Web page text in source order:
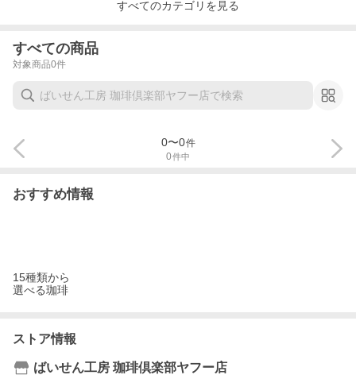
すべてのカテゴリを見る
すべての商品
対象商品0件
0件中
0〜0件
おすすめ情報
15種類から
選べる珈琲
ストア情報
ばいせん工房 珈琲倶楽部ヤフー店